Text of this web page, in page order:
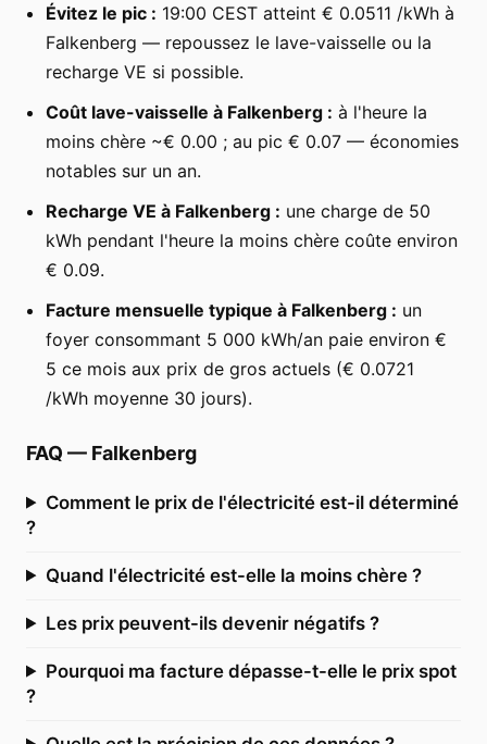
Évitez le pic : 19:00 CEST atteint € 0.0511 /kWh à
Falkenberg — repoussez le lave-vaisselle ou la
recharge VE si possible.
Coût lave-vaisselle à Falkenberg : à l'heure la
moins chère ~€ 0.00 ; au pic € 0.07 — économies
notables sur un an.
Recharge VE à Falkenberg : une charge de 50
kWh pendant l'heure la moins chère coûte environ
€ 0.09.
Facture mensuelle typique à Falkenberg : un
foyer consommant 5 000 kWh/an paie environ €
5 ce mois aux prix de gros actuels (€ 0.0721
/kWh moyenne 30 jours).
FAQ — Falkenberg
Comment le prix de l'électricité est-il déterminé
?
Quand l'électricité est-elle la moins chère ?
Les prix peuvent-ils devenir négatifs ?
Pourquoi ma facture dépasse-t-elle le prix spot
?